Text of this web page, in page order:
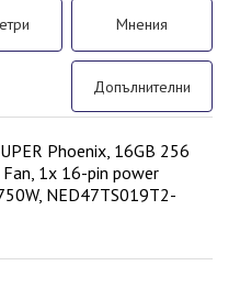
Мнения
Допълнителни
Phoenix, 16GB 256
1x 16-pin power
NED47TS019T2-